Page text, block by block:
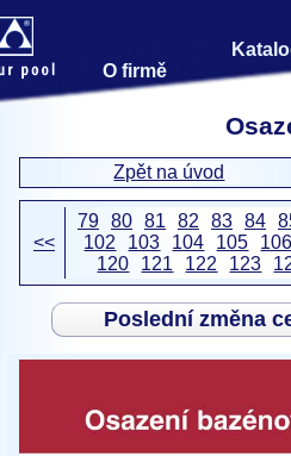
O firmě
Zpět na úvod
<<
79 80 81 82 83 84
102
103 104 105
120
121 122 123
Poslední změna